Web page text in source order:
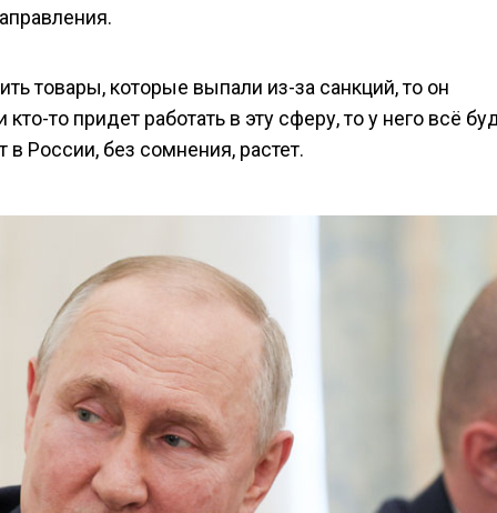
товары, которые выпали из-за санкций, то он
то придет работать в эту сферу, то у него всё
в России, без сомнения, растет.